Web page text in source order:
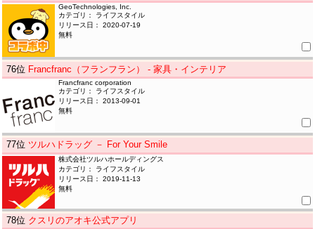
GeoTechnologies, Inc.
カテゴリ： ライフスタイル
リリース日： 2020-07-19
無料
76位 Francfranc（フランフラン） - 家具・インテリア
Francfranc corporation
カテゴリ： ライフスタイル
リリース日： 2013-09-01
無料
77位 ツルハドラッグ － For Your Smile
株式会社ツルハホールディングス
カテゴリ： ライフスタイル
リリース日： 2019-11-13
無料
78位 クスリのアオキ公式アプリ